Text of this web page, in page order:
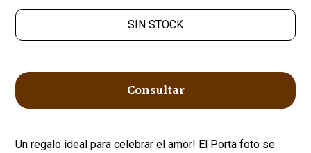
SIN STOCK
Consultar
Un regalo ideal para celebrar el amor! El Porta foto se